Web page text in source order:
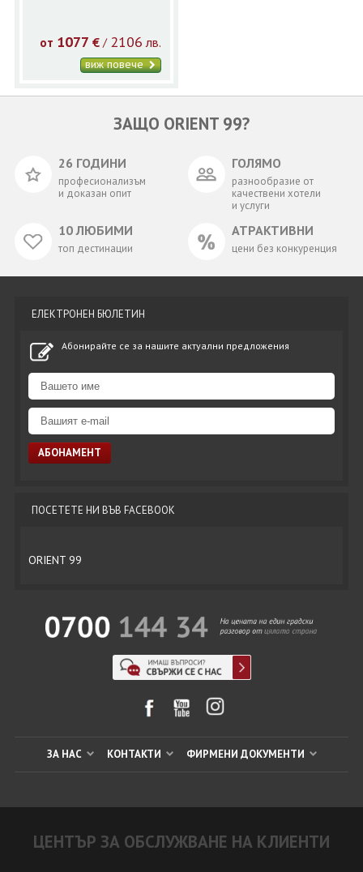
от 1077 €/ 2106 лв.
виж повече
ЗАЩО ORIENT 99?
26 ГОДИНИ
професионализъм
и доказан опит
ГОЛЯМО
разнообразие от
качествени хотели
и услуги
10 ЛЮБИМИ
топ дестинации
АТРАКТИВНИ
цени без конкуренция
ЕЛЕКТРОНЕН БЮЛЕТИН
Абонирайте се за нашите актуални предложения
ПОСЕТЕТЕ НИ ВЪВ FACEBOOK
ORIENT 99
ЗА НАС КОНТАКТИ ФИРМЕНИ ДОКУМЕНТИ
ЦЕНТЪР ЗА ОБСЛУЖВАНЕ НА КЛИЕНТИ